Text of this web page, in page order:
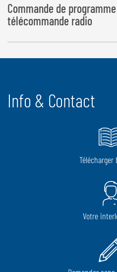
Commande de programme
télécommande radio
Les opérations d’enrubannage et
Info & Contact
Votre